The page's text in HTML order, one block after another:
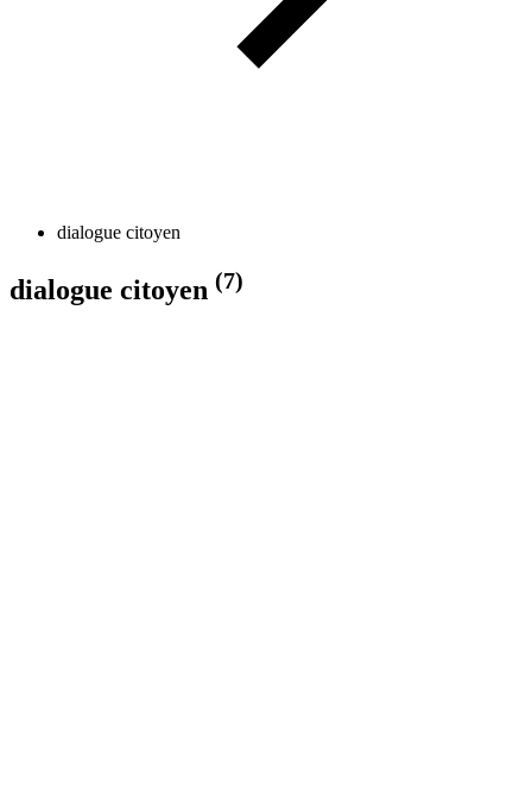
dialogue citoyen
dialogue citoyen (7)